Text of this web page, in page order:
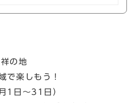
の地
楽しもう！
日～31日）